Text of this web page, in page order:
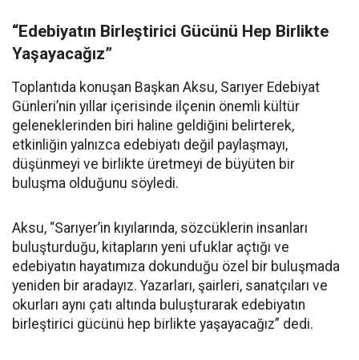
“Edebiyatın Birleştirici Gücünü Hep Birlikte
Yaşayacağız”
Toplantıda konuşan Başkan Aksu, Sarıyer Edebiyat
Günleri’nin yıllar içerisinde ilçenin önemli kültür
geleneklerinden biri haline geldiğini belirterek,
etkinliğin yalnızca edebiyatı değil paylaşmayı,
düşünmeyi ve birlikte üretmeyi de büyüten bir
buluşma olduğunu söyledi.
Aksu, “Sarıyer’in kıyılarında, sözcüklerin insanları
buluşturduğu, kitapların yeni ufuklar açtığı ve
edebiyatın hayatımıza dokunduğu özel bir buluşmada
yeniden bir aradayız. Yazarları, şairleri, sanatçıları ve
okurları aynı çatı altında buluşturarak edebiyatın
birleştirici gücünü hep birlikte yaşayacağız” dedi.